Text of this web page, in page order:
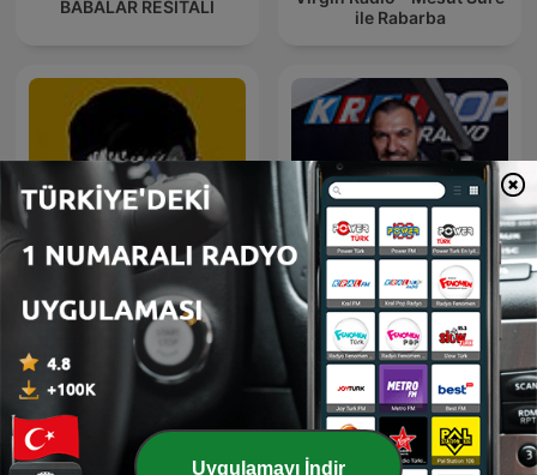
BABALAR RESİTALİ
ile Rabarba
Arabesk Sefası Bay J
Uygulamayı İndir